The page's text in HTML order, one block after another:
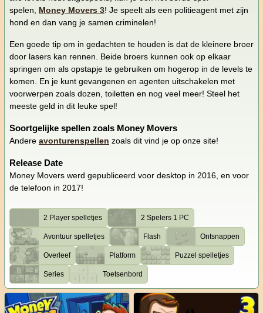
spelen, Money Movers 3! Je speelt als een politieagent met zijn
hond en dan vang je samen criminelen!
Een goede tip om in gedachten te houden is dat de kleinere broer
door lasers kan rennen. Beide broers kunnen ook op elkaar
springen om als opstapje te gebruiken om hogerop in de levels te
komen. En je kunt gevangenen en agenten uitschakelen met
voorwerpen zoals dozen, toiletten en nog veel meer! Steel het
meeste geld in dit leuke spel!
Soortgelijke spellen zoals Money Movers
Andere avonturenspellen zoals dit vind je op onze site!
Release Date
Money Movers werd gepubliceerd voor desktop in 2016, en voor
de telefoon in 2017!
2 Player spelletjes 2 Spelers 1 PC
Avontuur spelletjes Flash Ontsnappen
Overleef Platform Puzzel spelletjes
Series Toetsenbord